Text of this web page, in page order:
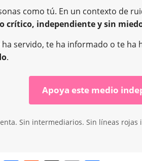
como tú. En un contexto de
crítico, independiente y sin
servido, te ha informado o te ha
.
Apoya este medio
Sin intermediarios. Sin líneas rojas